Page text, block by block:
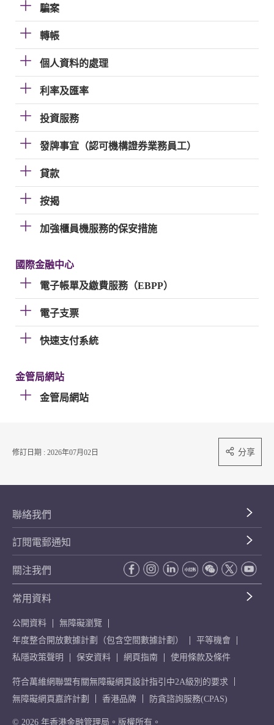
騙案
轉帳
個人資料的處理
利率及匯率
投資服務
發牌事宜（認可機構證券業務員工）
貸款
按揭
加強櫃員機服務的保安措施
國際金融中心
電子帳單及繳費服務（EBPP）
電子支票
快速支付系統
金管局網站
金管局網站
修訂日期 : 2026年07月02日 分享
聯絡我們
訂閱電郵通知
關注我們
常用資料
公開資料
無障礙瀏覽
年度整合開放數據計劃（包含空間數據計劃）
平等機會
私隱政策聲明
保安資料 網頁指南 使用條款及條件
符合萬維網聯盟有關無障礙網頁設計指引中2A級別的要求
無障礙網頁嘉許計劃
香港品牌 防貪諮詢服務(CPAS)
© 2026 年香港金融管理局。版權所有。